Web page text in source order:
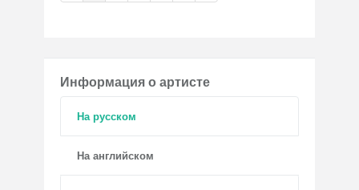
Информация о артисте
На русском
На английском